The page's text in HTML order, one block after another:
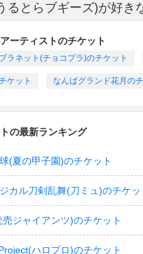
るとらブギーズ)が好き
ーティストのチケット
ラネット(チョコプラ)のチケット
ケット なんばグランド花月の
の最新ランキング
(夏の甲子園)のチケット
カル刀剣乱舞(刀ミュ)のチケッ
売ジャイアンツ)のチケット
ハロプロ)のチケット